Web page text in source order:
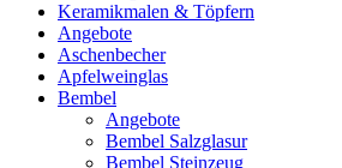
Keramikmalen & Töpfern
Angebote
Aschenbecher
Apfelweinglas
Bembel
Angebote
Bembel Salzglasur
Bembel Steinzeug